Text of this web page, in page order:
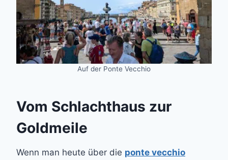
Auf der Ponte Vecchio
Vom Schlachthaus zur
Goldmeile
Wenn man heute über die ponte vecchio